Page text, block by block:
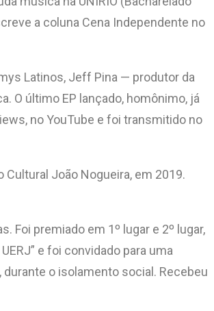
a coluna Cena Independente no
Latinos, Jeff Pina — produtor da
O último EP lançado, homônimo, já
no YouTube e foi transmitido no
João Nogueira, em 2019.
Foi premiado em 1º lugar e 2º lugar,
e foi convidado para uma
durante o isolamento social. Recebeu